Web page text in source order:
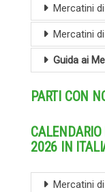
Mercatini
Mercatini
Guida ai
PARTI CON
2026 IN
Mercatini